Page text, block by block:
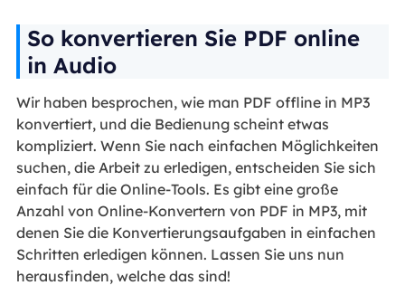
So konvertieren Sie PDF online
in Audio
Wir haben besprochen, wie man PDF offline in MP3
konvertiert, und die Bedienung scheint etwas
kompliziert. Wenn Sie nach einfachen Möglichkeiten
suchen, die Arbeit zu erledigen, entscheiden Sie sich
einfach für die Online-Tools. Es gibt eine große
Anzahl von Online-Konvertern von PDF in MP3, mit
denen Sie die Konvertierungsaufgaben in einfachen
Schritten erledigen können. Lassen Sie uns nun
herausfinden, welche das sind!